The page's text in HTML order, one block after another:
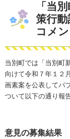
「当
策行
コメ
当別町では「当別町
向けて令和７年１２
画素案を公表してパ
ついて以下の通り報
意見の募集結果